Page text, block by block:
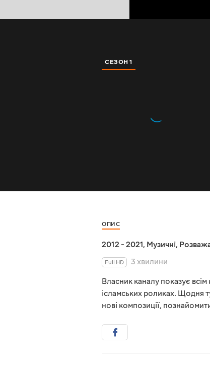
СЕЗОН 1
ОПИС
2012 - 2021, Музичні,
Full HD
3 хвилини
Власник каналу показує всім
ісламських роликах. Щодня
нові композиції,